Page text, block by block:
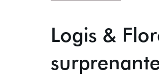
Logis &